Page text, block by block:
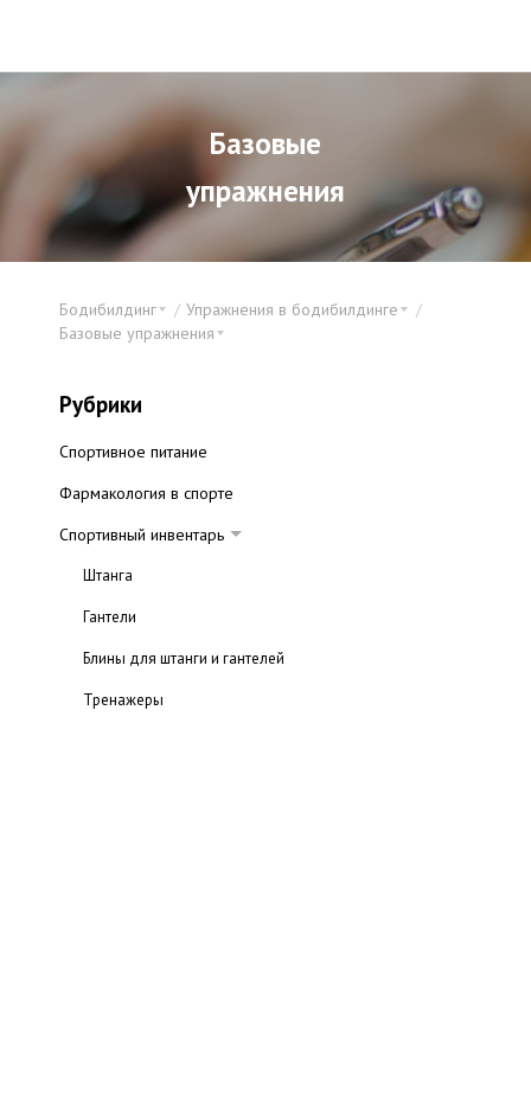
Базовые
упражнения
Бодибилдинг
Упражнения в бодибилдинге
Базовые упражнения
Рубрики
Спортивное питание
Фармакология в спорте
Спортивный инвентарь
Штанга
Гантели
Блины для штанги и гантелей
Тренажеры